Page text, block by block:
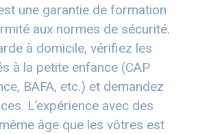
une garantie de formation
aux normes de sécurité.
à domicile, vérifiez les
à la petite enfance (CAP
BAFA, etc.) et demandez
L’expérience avec des
âge que les vôtres est